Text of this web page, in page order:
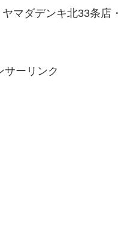
マダデンキ北33条店
サーリンク